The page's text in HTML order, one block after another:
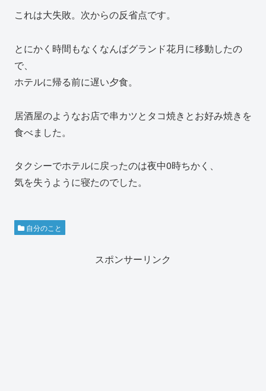
これは大失敗。次からの反省点です。
とにかく時間もなくなんばグランド花月に移動したの
で、
ホテルに帰る前に遅い夕食。
居酒屋のようなお店で串カツとタコ焼きとお好み焼きを
食べました。
タクシーでホテルに戻ったのは夜中0時ちかく、
気を失うように寝たのでした。
自分のこと
スポンサーリンク